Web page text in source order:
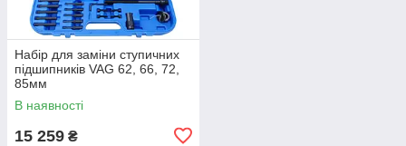
Набір для заміни ступичних
підшипників VAG 62, 66, 72,
85мм
В наявності
15 259 ₴